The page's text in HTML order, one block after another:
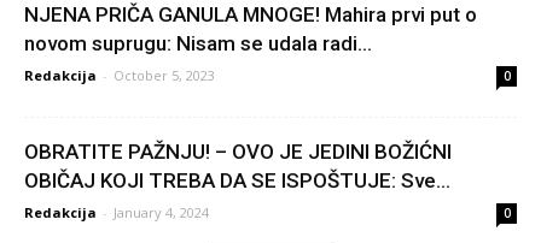
NJENA PRIČA GANULA MNOGE! Mahira prvi put o
novom suprugu: Nisam se udala radi...
Redakcija - October 5, 2023 0
OBRATITE PAŽNJU! – OVO JE JEDINI BOŽIĆNI
OBIČAJ KOJI TREBA DA SE ISPOŠTUJE: Sve...
Redakcija - January 4, 2024 0